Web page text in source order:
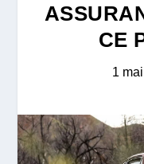
CE
1